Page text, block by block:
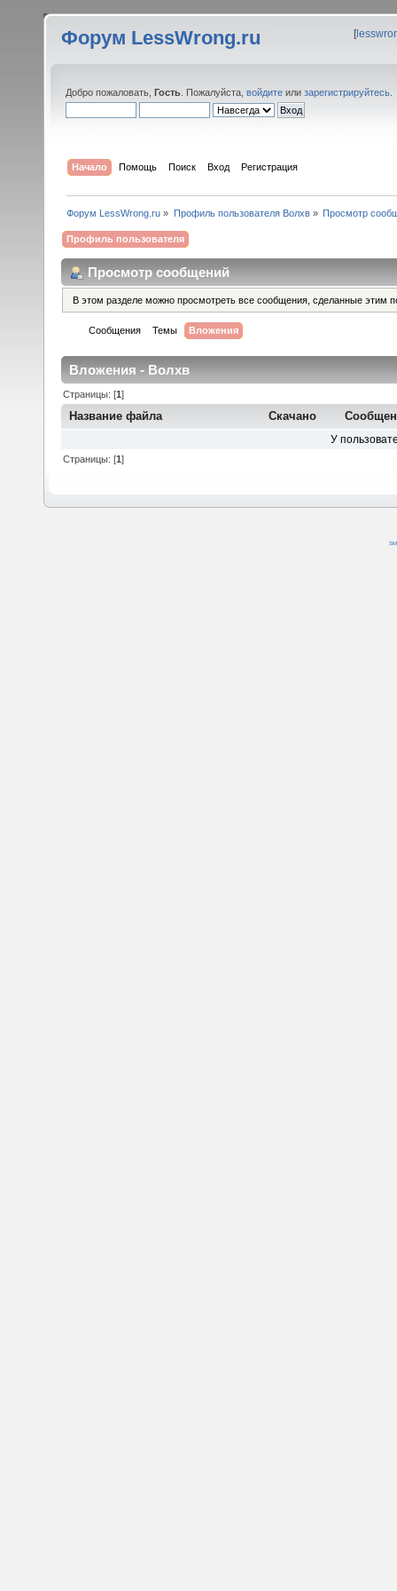
Форум LessWrong.ru [
Добро пожаловать, Гость . Пожалуйста, войдите или зарегистрируйтесь
Начало Помощь Поиск Вход Регистрация
Форум LessWrong.ru » Профиль пользователя Волхв» Просмотр
Профиль пользователя
Просмотр сообщений
В этом разделе можно просмотреть все сообщения, сделанные этим
Сообщения Темы Вложения
Вложения - Волхв
Страницы: [1]
Название файла Скачано
У
Страницы: [1]